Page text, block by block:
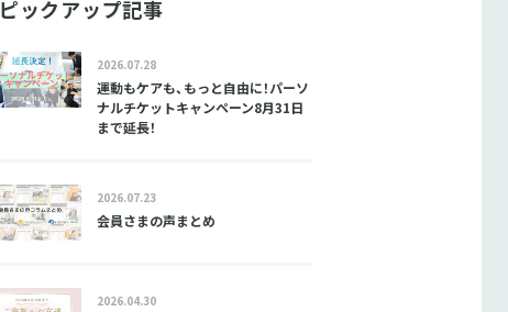
ピックアップ記事
2026.07.28
運動もケアも、もっと自由に！パーソ
ナルチケットキャンペーン8月31日
まで延長！
2026.07.23
会員さまの声まとめ
2026.04.30